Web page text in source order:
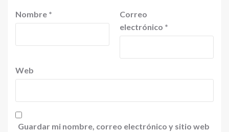
Nombre *
Correo
electrónico *
Web
Guardar mi nombre, correo electrónico y sitio web